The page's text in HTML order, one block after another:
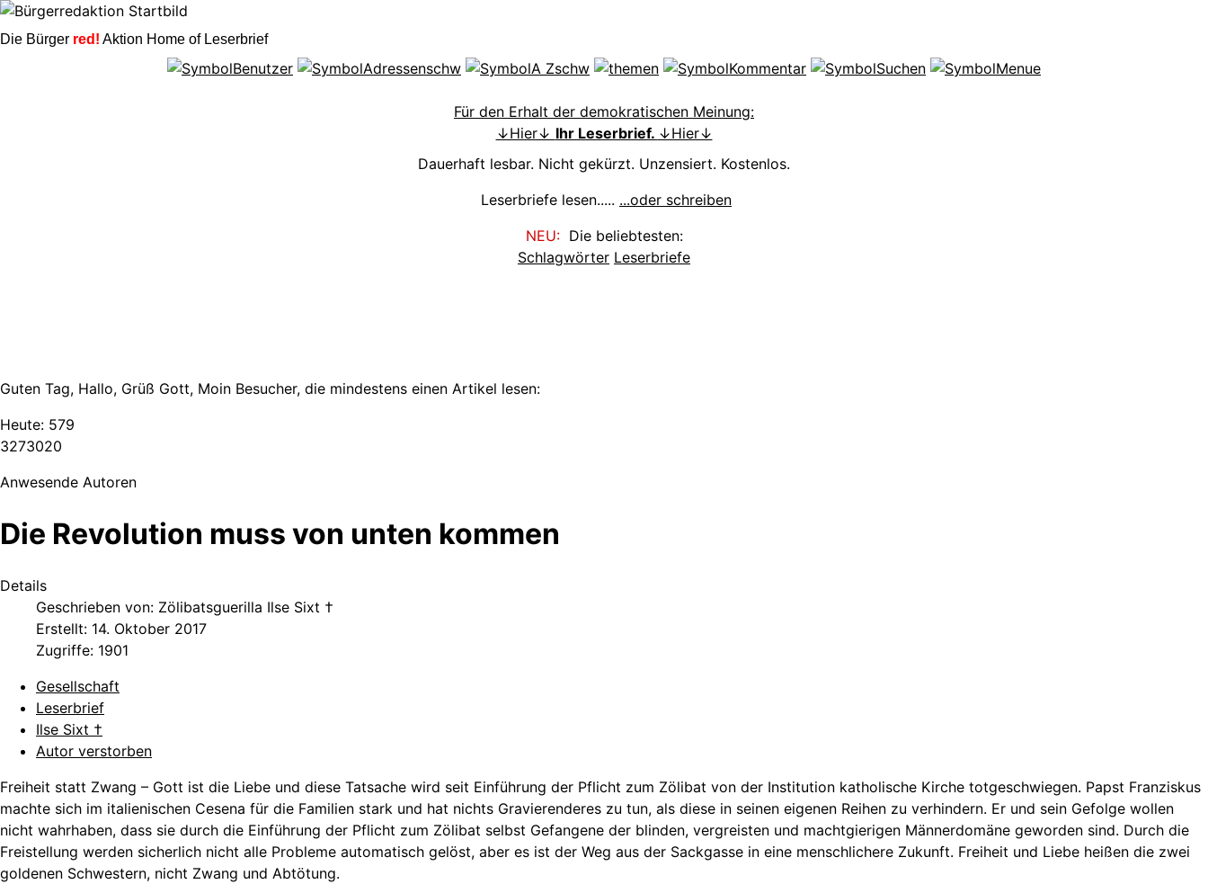
Die Bürger red! Aktion Home of Leserbrief
Für den Erhalt der demokratischen Meinung:
↓Hier↓ Ihr Leserbrief. ↓Hier↓
Dauerhaft lesbar. Nicht gekürzt. Unzensiert. Kostenlos.
Leserbriefe lesen..... ...oder schreiben
NEU:Die beliebtesten:
Schlagwörter Leserbriefe
Guten Tag, Hallo, Grüß Gott, Moin Besucher, die mindestens einen Artikel lesen:
Heute: 579
3273020
Anwesende Autoren
Die Revolution muss von unten kommen
Details
Geschrieben von: Zölibatsguerilla Ilse Sixt †
Erstellt: 14. Oktober 2017
Zugriffe: 1901
Gesellschaft
Leserbrief
Ilse Sixt †
Autor verstorben
Freiheit statt Zwang – Gott ist die Liebe und diese Tatsache wird seit Einführung der Pflicht zum Zölibat von der Institution katholische Kirche totgeschwiegen. Papst Franziskus
machte sich im italienischen Cesena für die Familien stark und hat nichts Gravierenderes zu tun, als diese in seinen eigenen Reihen zu verhindern. Er und sein Gefolge wollen
nicht wahrhaben, dass sie durch die Einführung der Pflicht zum Zölibat selbst Gefangene der blinden, vergreisten und machtgierigen Männerdomäne geworden sind. Durch die
Freistellung werden sicherlich nicht alle Probleme automatisch gelöst, aber es ist der Weg aus der Sackgasse in eine menschlichere Zukunft. Freiheit und Liebe heißen die zwei
goldenen Schwestern, nicht Zwang und Abtötung.